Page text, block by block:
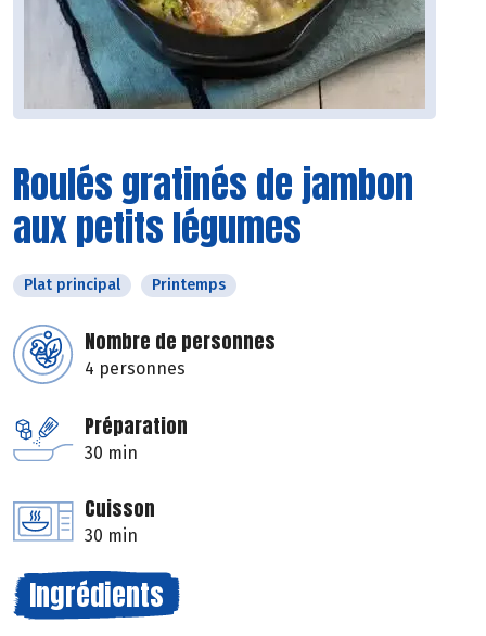
Roulés gratinés de jambon
aux petits légumes
Plat principal Printemps
Nombre de personnes
4 personnes
Préparation
30 min
Cuisson
30 min
Ingrédients